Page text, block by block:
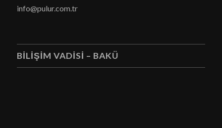
info@pulur.com.tr
BİLİŞİM VADİSİ – BAKÜ